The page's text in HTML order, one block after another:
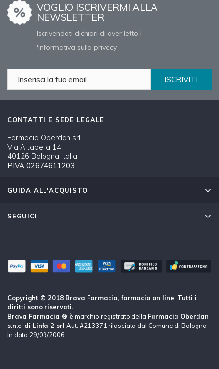
VOGLIO ISCRIVERMI ALLA
NEWSLETTER
Iscrivendoti dichiari di aver letto l
'informativa sulla privacy
ISCRIVITI
CONTATTI E SEDE LEGALE
Farmacia Oberdan srl
Via Altabella 14
40126 Bologna Italia
PIVA 02674611203
GUIDA ALL'ACQUISTO
SEGUICI
Copyright © 2018 Brava Farmacia, farmacia on line. Tutti i
diritti sono riservati.
Brava Farmacia ® è marchio registrato della Farmacia Oberdan
s.n.c. di Linfa 2 srl Aut. #213371 rilasciata dal Comune di Bologna
in data 29/09/2006.